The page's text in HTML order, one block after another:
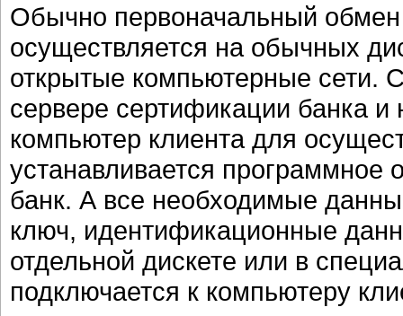
Обычно первоначальный
осуществляется на обычных
открытые компьютерные сети.
сервере сертификации банка
компьютер клиента для
устанавливается программное
банк. А все необходимые
ключ, идентификационные
отдельной дискете или в
подключается к компьютеру